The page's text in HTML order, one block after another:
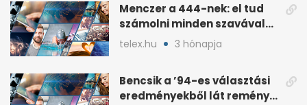
Menczer a 444-nek: el tud
számolni minden szavával
és tettével
telex.hu 3 hónapja
Bencsik a ’94-es választási
eredményekből lát reményt